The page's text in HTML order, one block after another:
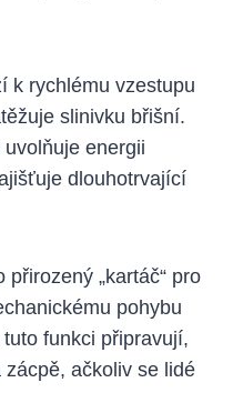
k rychlému vzestupu
slinivku břišní.
energii
dlouhotrvající
„kartáč“ pro
pohybu
funkci připravují,
ačkoliv se lidé